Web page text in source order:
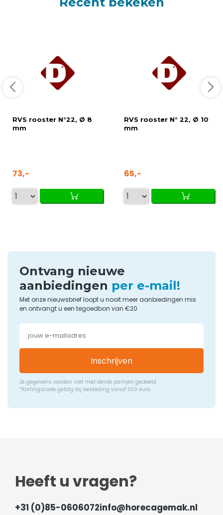
RVS rooster N°22, Ø 8
mm
73,-
RVS rooster N° 22, Ø 10
mm
65,-
Ontvang nieuwe
aanbiedingen per e-mail!
Met onze nieuwsbrief loopt u nooit meer aanbiedingen mis
en ontvangt u een tegoedbon van €20
Inschrijven
Je gegevens worden niet met derde partijen gedeeld
*Kortingscode geldig bij besteding vanaf 300 euro
Heeft u vragen?
+31 (0)85-0606072info@horecagemak.nl